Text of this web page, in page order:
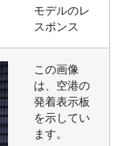
モデルのレ
スポンス
この画像
は、空港の
発着表示板
を示してい
ます。